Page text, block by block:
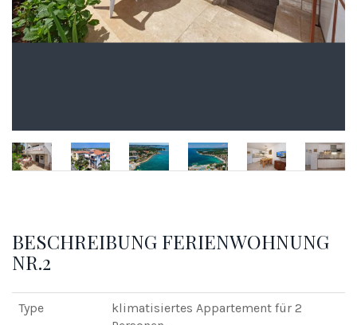
BESCHREIBUNG FERIENWOHNUNG
NR.2
Type
klimatisiertes Appartement für 2